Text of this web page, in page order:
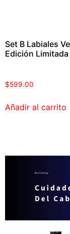
Set B Labiales
Edición Limitada
$599.00
Añadir al carrito